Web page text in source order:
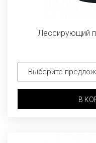
Лессирующий
В